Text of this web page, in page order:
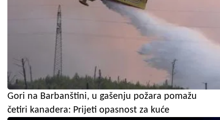
Gori na Barbanštini, u gašenju požara pomažu
četiri kanadera: Prijeti opasnost za kuće